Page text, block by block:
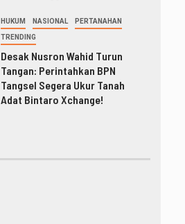
HUKUM NASIONAL PERTANAHAN
TRENDING
Desak Nusron Wahid Turun
Tangan: Perintahkan BPN
Tangsel Segera Ukur Tanah
Adat Bintaro Xchange!